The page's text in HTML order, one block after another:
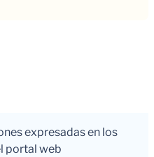
expresadas en los
portal web